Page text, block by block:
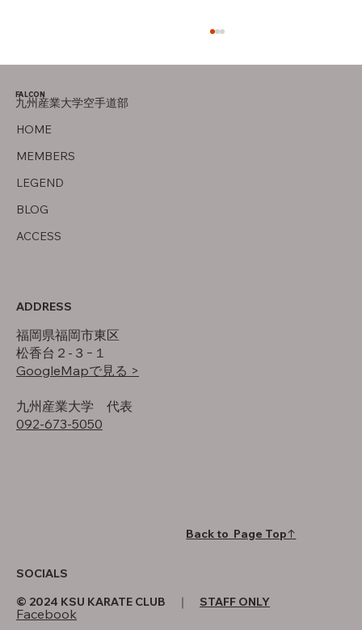
HOME
MEMBERS
LEGEND
BLOG
ACCESS
FALCON
九州産業大学空手道部
ADDRESS
福岡県福岡市東区
松香台２-３−１
GoogleMapで見る >
​九州産業大学 代表
092-673-5050
SOCIALS
Facebook
Back to Page Top↑
© 2024 KSU KARATE CLUB ｜ STAFF ONLY